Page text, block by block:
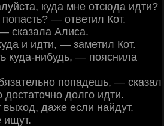
куда мне отсюда идти?
— ответил Кот.
сказала Алиса.
и идти, — заметил Кот.
куда-нибудь, — пояснила
попадешь, — сказал
долго идти.
даже если найдут.
ищут.